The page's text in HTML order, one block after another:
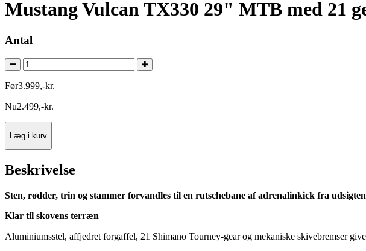
Mustang Vulcan TX330 29" MTB med 21
Antal
Før3.999,-kr.
Nu2.499,-kr.
Læg i kurv
Beskrivelse
Sten, rødder, trin og stammer forvandles til en rutschebane af adrenalinkick fra
Klar til skovens terræn
Aluminiumsstel, affjedret forgaffel, 21 Shimano Tourney-gear og mekaniske skivebremser